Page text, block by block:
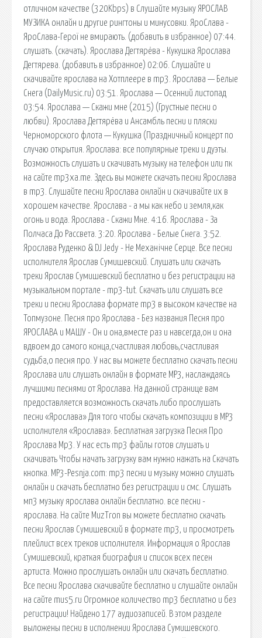
отличном качестве (320Kbps) в Слушайте музыку ЯРОСЛАВ
МУЗИКА онлайн и другие рингтоны и минусовки. ЯроСлава -
ЯроСлава-Герої не вмирають. (добавить в избранное) 07:44.
слушать. (скачать). Ярослава Дегтярёва - Кукушка Ярослава
Дегтярева. (добавить в избранное) 02:06. Слушайте и
скачивайте ярослава на Хотплеере в mp3. Ярослава — Белые
Снега (DailyMusic.ru) 03:51. Ярослава — Осенний листопад
03:54. Ярослава — Скажи мне (2015) (Грустные песни о
любви). Ярослава Дегтярёва и Ансамбль песни и пляски
Черноморского флота — Кукушка (Праздничный концерт по
случаю открытия. Ярослава: все популярные треки и дуэты.
Возможность слушать и скачивать музыку на телефон или пк
на сайте mp3xa.me. Здесь вы можете скачать песни Ярослава
в mp3. Слушайте песни Ярослава онлайн и скачивайте их в
хорошем качестве. Ярослава - а мы как небо и земля,как
огонь и вода. Ярослава - Скажи Мне. 4:16. Ярослава - За
Полчаса До Рассвета. 3:20. Ярослава - Белые Снега. 3:52.
Ярослава Руденко & DJ Jedy - Не Механічне Серце. Все песни
исполнителя Ярослав Сумишевский. Слушать или скачать
треки Ярослав Сумишевский бесплатно и без регистрации на
музыкальном портале - mp3-tut. Скачать или слушать все
треки и песни Ярослава формате mp3 в высоком качестве на
Топмузоне. Песня про Ярослава - Без названия Песня про
ЯРОСЛАВА и МАШУ - Он и она,вместе раз и навсегда,он и она
вдвоем до самого конца,счастливая любовь,счастливая
судьба,о песня про. У нас вы можете бесплатно скачать песни
Ярослава или слушать онлайн в формате MP3, наслаждаясь
лучшими песнями от Ярослава. На данной странице вам
предоставляется возможность скачать либо прослушать
песни «Ярослава» Для того чтобы скачать композиции в MP3
исполнителя «Ярослава». Бесплатная загрузка Песня Про
Ярослава Mp3. У нас есть mp3 файлы готов слушать и
скачивать Чтобы начать загрузку вам нужно нажать на Скачать
кнопка. MP3-Pesnja.com: mp3 песни и музыку можно слушать
онлайн и скачать бесплатно без регистрации и смс. Слушать
мп3 музыку ярослава онлайн бесплатно. все песни -
ярослава. На сайте MuzTron вы можете бесплатно скачать
песни Ярослав Сумишевский в формате mp3, и просмотреть
плейлист всех треков исполнителя. Информация о Ярослав
Сумишевский, краткая биография и список всех песен
артиста. Можно прослушать онлайн или скачать бесплатно.
Все песни Ярослава скачивайте бесплатно и слушайте онлайн
на сайте mus5.ru Огромное количество mp3 бесплатно и без
регистрации! Найдено 177 аудиозаписей. В этом разделе
выложены песни в исполнении Ярослава Сумишевского.